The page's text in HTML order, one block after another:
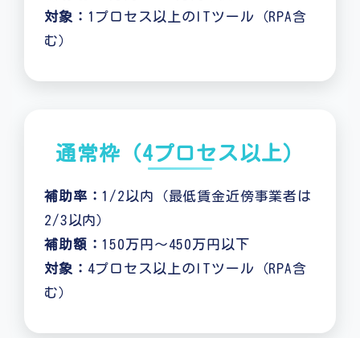
対象： 1プロセス以上のITツール（RPA含
む）
通常枠（4プロセス以上）
補助率： 1/2以内（最低賃金近傍事業者は
2/3以内）
補助額： 150万円～450万円以下
対象： 4プロセス以上のITツール（RPA含
む）